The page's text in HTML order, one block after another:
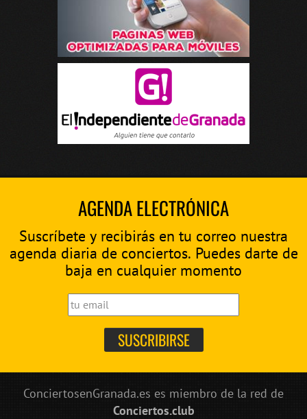
AGENDA ELECTRÓNICA
Suscríbete y recibirás en tu correo nuestra
agenda diaria de conciertos. Puedes darte de
baja en cualquier momento
ConciertosenGranada.es es miembro de la red de
Conciertos.club